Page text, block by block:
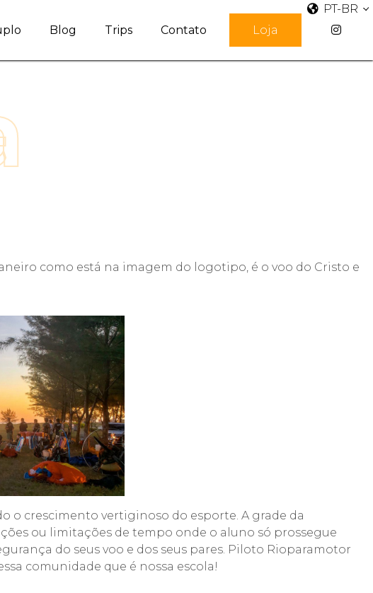
Blog Trips Contato Loja
PT-BR
como está na imagem do logotipo, é o voo do Cristo e
o crescimento vertiginoso do esporte. A grade da
ou limitações de tempo onde o aluno só prossegue
do seus voo e dos seus pares. Piloto Rioparamotor
comunidade que é nossa escola!